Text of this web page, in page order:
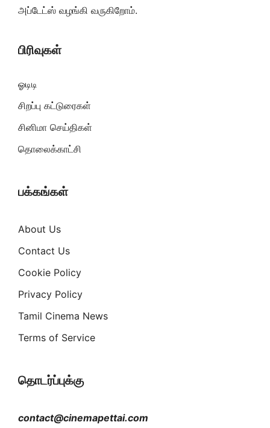
அப்டேட்ஸ் வழங்கி வருகிறோம்.
பிரிவுகள்
ஓடிடி
சிறப்பு கட்டுரைகள்
சினிமா செய்திகள்
தொலைக்காட்சி
பக்கங்கள்
About Us
Contact Us
Cookie Policy
Privacy Policy
Tamil Cinema News
Terms of Service
தொடர்ப்புக்கு
contact@cinemapettai.com